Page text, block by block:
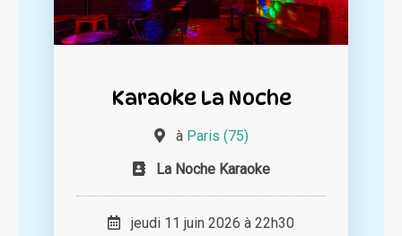
Karaoke La Noche
à Paris (75)
La Noche Karaoke
jeudi 11 juin 2026 à 22h30